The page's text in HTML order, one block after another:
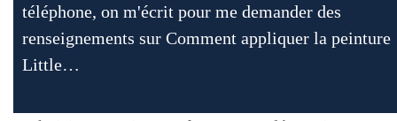
téléphone, on m'écrit pour me demander des
renseignements sur Comment appliquer la peinture
Little…